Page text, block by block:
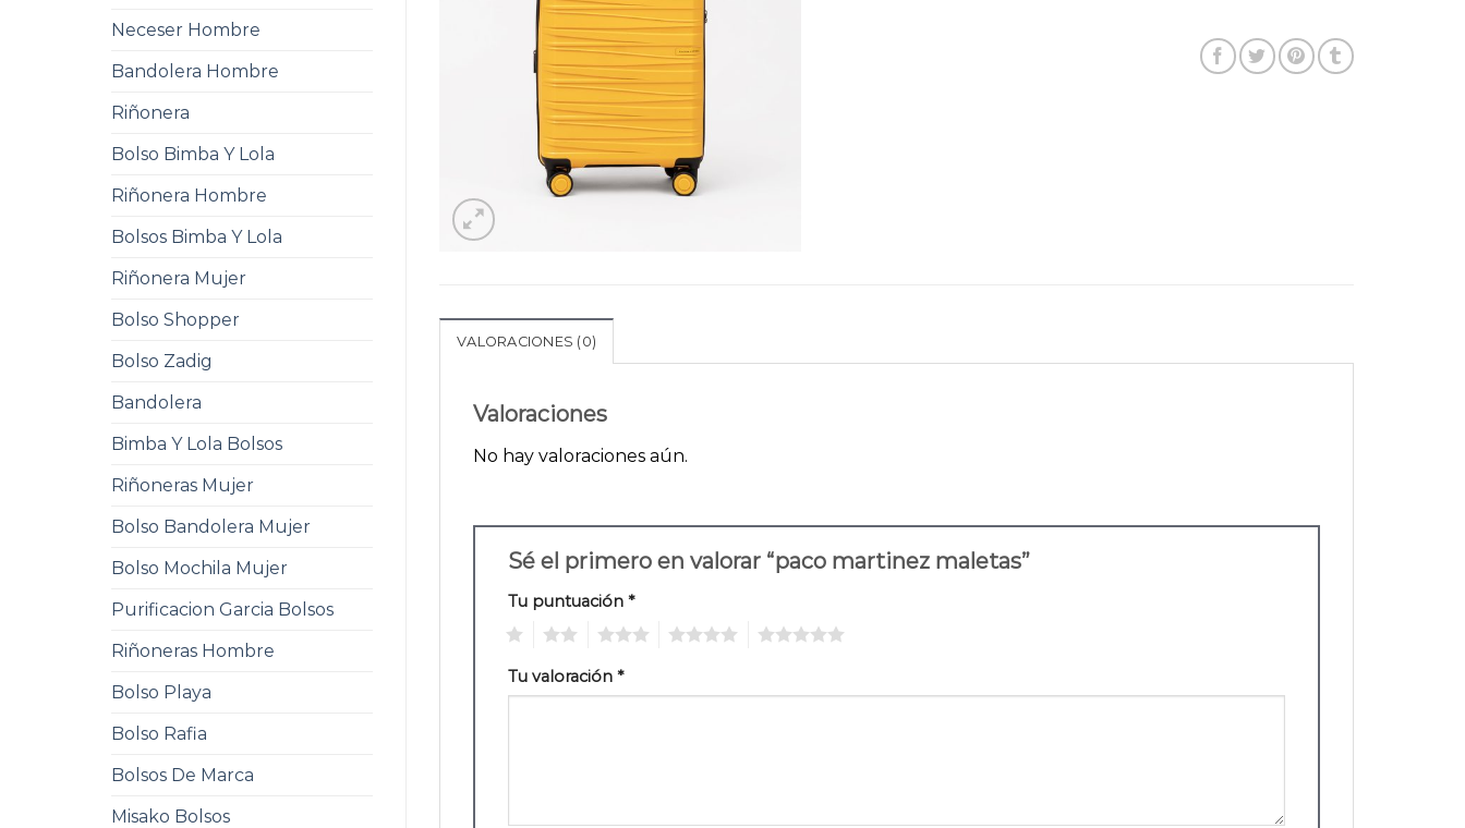
Neceser Hombre
Bandolera Hombre
Riñonera
Bolso Bimba Y Lola
Riñonera Hombre
Bolsos Bimba Y Lola
Riñonera Mujer
Bolso Shopper
Bolso Zadig
Bandolera
Bimba Y Lola Bolsos
Riñoneras Mujer
Bolso Bandolera Mujer
Bolso Mochila Mujer
Purificacion Garcia Bolsos
Riñoneras Hombre
Bolso Playa
Bolso Rafia
Bolsos De Marca
Misako Bolsos
VALORACIONES (0)
Valoraciones
No hay valoraciones aún.
Sé el primero en valorar “paco martinez maletas”
Tu puntuación *
Tu valoración *